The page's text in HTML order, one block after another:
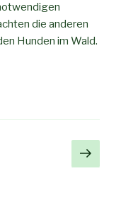
die anderen
Hunden im Wald.